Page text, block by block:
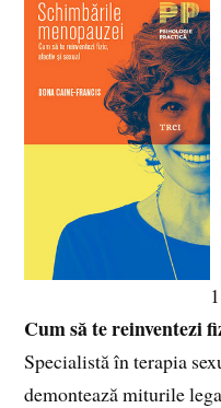
Cum să te reinventezi
Specialistă în terapia
demontează miturile